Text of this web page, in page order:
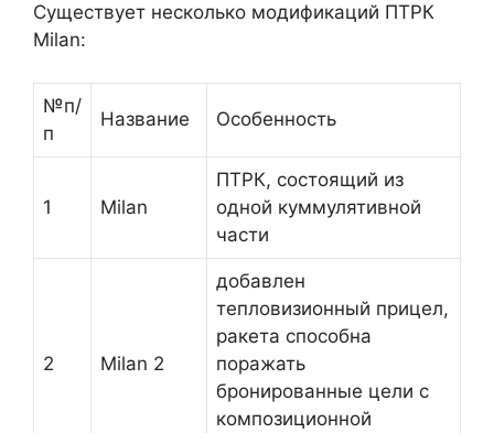
Существует несколько модификаций ПТРК
Milan:
№п/
п
Название Особенность
1 Milan
ПТРК, состоящий из
одной куммулятивной
части
2 Milan 2
добавлен
тепловизионный прицел,
ракета способна
поражать
бронированные цели с
композиционной